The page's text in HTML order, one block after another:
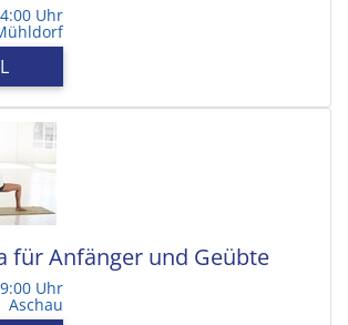
Uhr
für Anfänger und Geübte
Uhr
Aschau